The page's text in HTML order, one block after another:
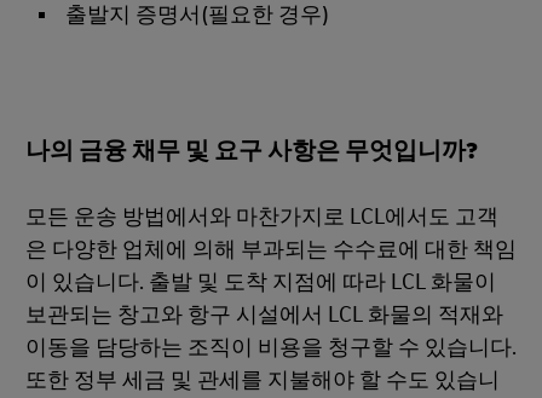
출발지 증명서(필요한 경우)
나의 금융 채무 및 요구 사항은 무엇입니까?
모든 운송 방법에서와 마찬가지로 LCL에서도 고객
은 다양한 업체에 의해 부과되는 수수료에 대한 책임
이 있습니다. 출발 및 도착 지점에 따라 LCL 화물이
보관되는 창고와 항구 시설에서 LCL 화물의 적재와
이동을 담당하는 조직이 비용을 청구할 수 있습니다.
또한 정부 세금 및 관세를 지불해야 할 수도 있습니